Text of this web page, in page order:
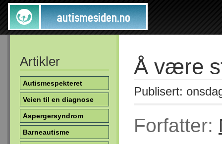
Artikler
Autismespekteret
Veien til en diagnose
Aspergersyndrom
Barneautisme
Å være
Publisert:
Forfatter: